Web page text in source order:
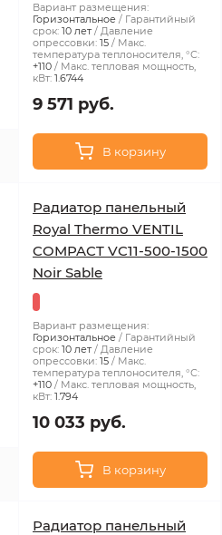
Вариант размещения:
Горизонтальное
Гарантийный
срок: 10 лет
Давление
опрессовки: 15
Макс.
температура теплоносителя, °С:
+110
Макс. тепловая мощность,
кВт: 1.6744
9 571 руб.
В корзину
Радиатор панельный
Royal Thermo VENTIL
COMPACT VC11-500-1500
Noir Sable
Вариант размещения:
Горизонтальное
Гарантийный
срок: 10 лет
Давление
опрессовки: 15
Макс.
температура теплоносителя, °С:
+110
Макс. тепловая мощность,
кВт: 1.794
10 033 руб.
В корзину
Радиатор панельный